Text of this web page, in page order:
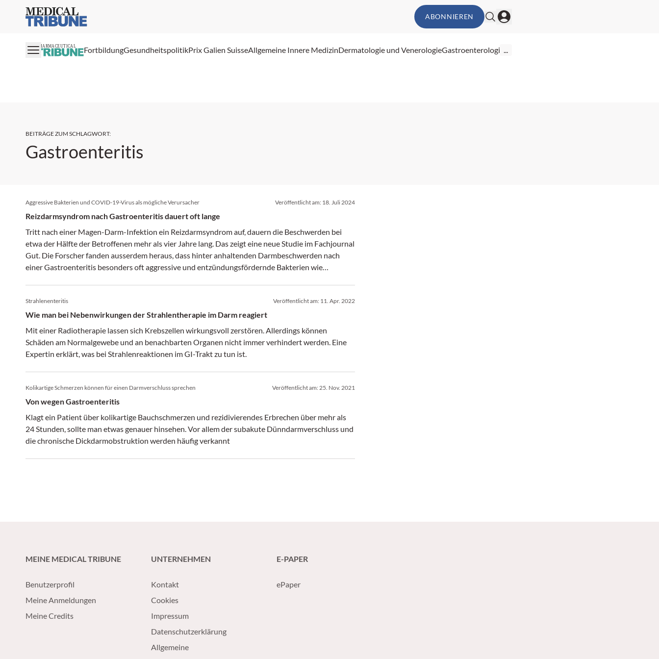
Medical Tribune ABONNIEREN
PHARMACEUTICAL FortbildungGesundheitspolitikPrix Galien SuisseAllgemeine Innere MedizinDermatologie und VenerologieGastroenterologie...
BEITRÄGE ZUM SCHLAGWORT:
Gastroenteritis
Aggressive Bakterien und COVID-19-Virus als mögliche Verursacher Veröffentlicht am: 18. Juli 2024
Reizdarmsyndrom nach Gastroenteritis dauert oft lange
Tritt nach einer Magen-Darm-Infektion ein Reizdarmsyndrom auf, dauern die Beschwerden bei
etwa der Hälfte der Betroffenen mehr als vier Jahre lang. Das zeigt eine neue Studie im Fachjournal
Gut. Die Forscher fanden ausserdem heraus, dass hinter anhaltenden Darmbeschwerden nach
einer Gastroenteritis besonders oft aggressive und entzündungsfördernde Bakterien wie
Strahlenenteritis Veröffentlicht am: 11. Apr. 2022
Wie man bei Nebenwirkungen der Strahlentherapie im Darm reagiert
Mit einer Radiotherapie lassen sich Krebszellen wirkungsvoll zerstören. Allerdings können
Schäden am Normalgewebe und an benachbarten Organen nicht immer verhindert werden. Eine
Expertin erklärt, was bei Strahlenreaktionen im GI-Trakt zu tun ist.
Kolikartige Schmerzen können für einen Darmverschluss sprechen Veröffentlicht am: 25. Nov. 2021
Von wegen Gastroenteritis
Klagt ein Patient über kolikartige Bauchschmerzen und rezidivierendes Erbrechen über mehr als
24 Stunden, sollte man etwas genauer hinsehen. Vor allem der subakute Dünndarmverschluss und
die chronische Dickdarmobstruktion werden häufig verkannt
MEINE MEDICAL TRIBUNE
Benutzerprofil
Meine Anmeldungen
Meine Credits
UNTERNEHMEN
Kontakt
Cookies
Impressum
Datenschutzerklärung
Allgemeine
E-PAPER
ePaper